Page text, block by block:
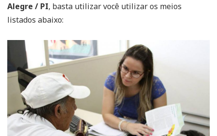
Alegre / PI, basta utilizar você utilizar os meios
listados abaixo: